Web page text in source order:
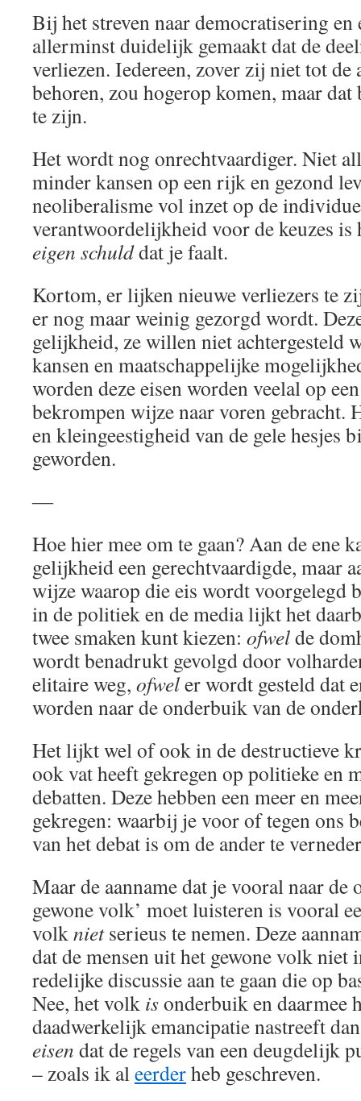
Bij het streven naar democratisering en
allerminst duidelijk gemaakt dat de
verliezen. Iedereen, zover zij niet tot de
behoren, zou hogerop komen, maar
te zijn.
Het wordt nog onrechtvaardiger. Niet
minder kansen op een rijk en gezond
neoliberalisme vol inzet op de
verantwoordelijkheid voor de keuzes is
eigen schulddat je faalt.
Kortom, er lijken nieuwe verliezers te
er nog maar weinig gezorgd wordt.
gelijkheid, ze willen niet achtergesteld
kansen en maatschappelijke
worden deze eisen worden veelal op
bekrompen wijze naar voren gebracht.
en kleingeestigheid van de gele hesjes
geworden.
―
Hoe hier mee om te gaan? Aan de ene
gelijkheid een gerechtvaardigde, maar
wijze waarop die eis wordt voorgelegd
in de politiek en de media lijkt het
twee smaken kunt kiezen: ofwelde
wordt benadrukt gevolgd door
elitaire weg, ofweler wordt gesteld dat
worden naar de onderbuik van de
Het lijkt wel of ook in de destructieve
ook vat heeft gekregen op politieke en
debatten. Deze hebben een meer en
gekregen: waarbij je voor of tegen ons
van het debat is om de ander te
Maar de aanname dat je vooral naar de
gewone volk’ moet luisteren is vooral
volknietserieus te nemen. Deze
dat de mensen uit het gewone volk niet
redelijke discussie aan te gaan die op
Nee, het volk isonderbuik en daarmee
daadwerkelijk emancipatie nastreeft
eisen dat de regels van een deugdelijk
– zoals ik aleerderheb geschreven.